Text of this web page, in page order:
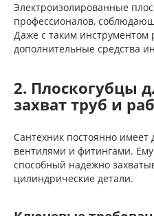
Электроизолированные
профессионалов,
Даже с таким инструментом
дополнительные средства
2. Плоскогубцы
захват труб и
Сантехник постоянно имеет
вентилями и фитингами.
способный надежно
цилиндрические детали.